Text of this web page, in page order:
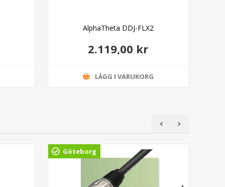
AlphaTheta DDJ-FLX2
2.119,00 kr
LÄGG I VARUKORG
Göteborg